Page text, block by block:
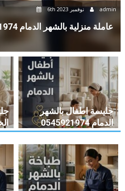
تأجير عاملات منزلية بالشهر الدمام 0545921974
جليسة اطفال بالشهر
الدمام 0545921974
الخبر